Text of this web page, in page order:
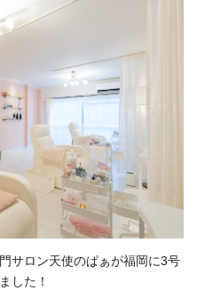
サロン天使のぱぁが福岡に3号
した！